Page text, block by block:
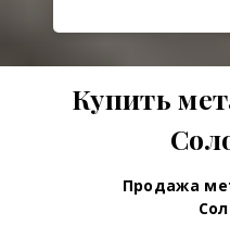
Купить
Продажа